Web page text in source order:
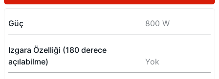
Güç 800 W
Izgara Özelliği (180 derece
açılabilme)
Yok